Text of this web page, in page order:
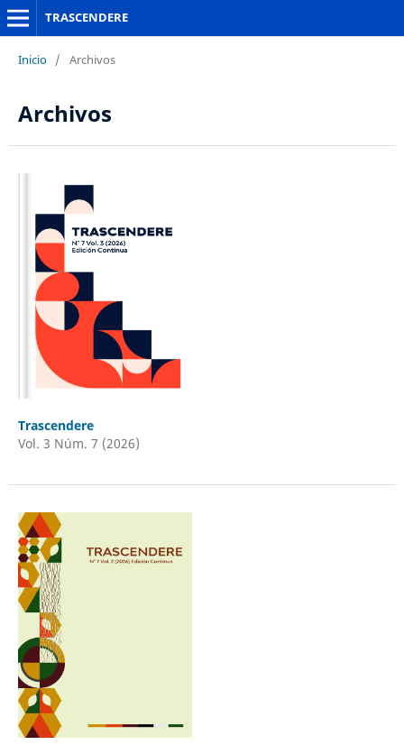
TRASCENDERE
Inicio / Archivos
Archivos
Trascendere
Vol. 3 Núm. 7 (2026)